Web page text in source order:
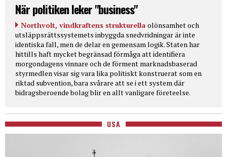
När politiken leker "business"
Northvolt, vindkraftens strukturella olönsamhet och
utsläppsrättssystemets inbyggda snedvridningar är inte
identiska fall, men de delar en gemensam logik. Staten har
hittills haft mycket begränsad förmåga att identifiera
morgondagens vinnare och de förment marknadsbaserad
styrmedlen visar sig vara lika politiskt konstruerat som en
riktad subvention, bara svårare att se i ett system där
bidragsberoende bolag blir en allt vanligare företeelse.
USA